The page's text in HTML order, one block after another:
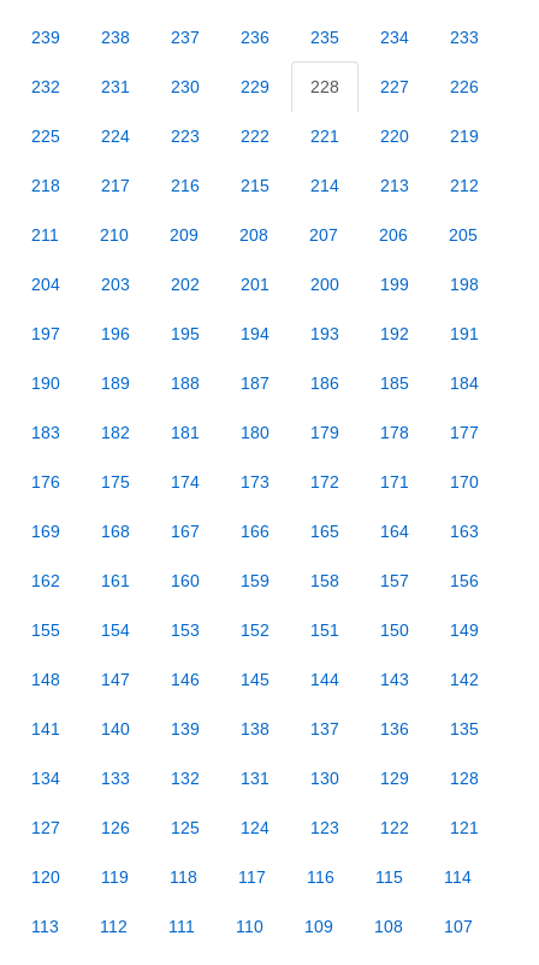
239 238 237 236 235 234 233
232 231 230 229 228 227 226
225 224 223 222 221 220 219
218 217 216 215 214 213 212
211 210 209 208 207 206 205
204 203 202 201 200 199 198
197 196 195 194 193 192 191
190 189 188 187 186 185 184
183 182 181 180 179 178 177
176 175 174 173 172 171 170
169 168 167 166 165 164 163
162 161 160 159 158 157 156
155 154 153 152 151 150 149
148 147 146 145 144 143 142
141 140 139 138 137 136 135
134 133 132 131 130 129 128
127 126 125 124 123 122 121
120 119 118 117 116 115 114
113 112 111 110 109 108 107